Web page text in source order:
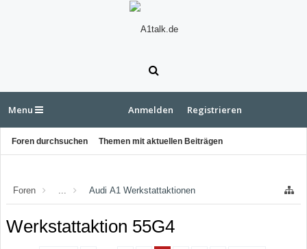
Menu
Foren durchsuchen Themen mit aktuellen Beiträgen
Anmelden Registrieren
Foren ... Audi A1 Werkstattaktionen
Werkstattaktion 55G4